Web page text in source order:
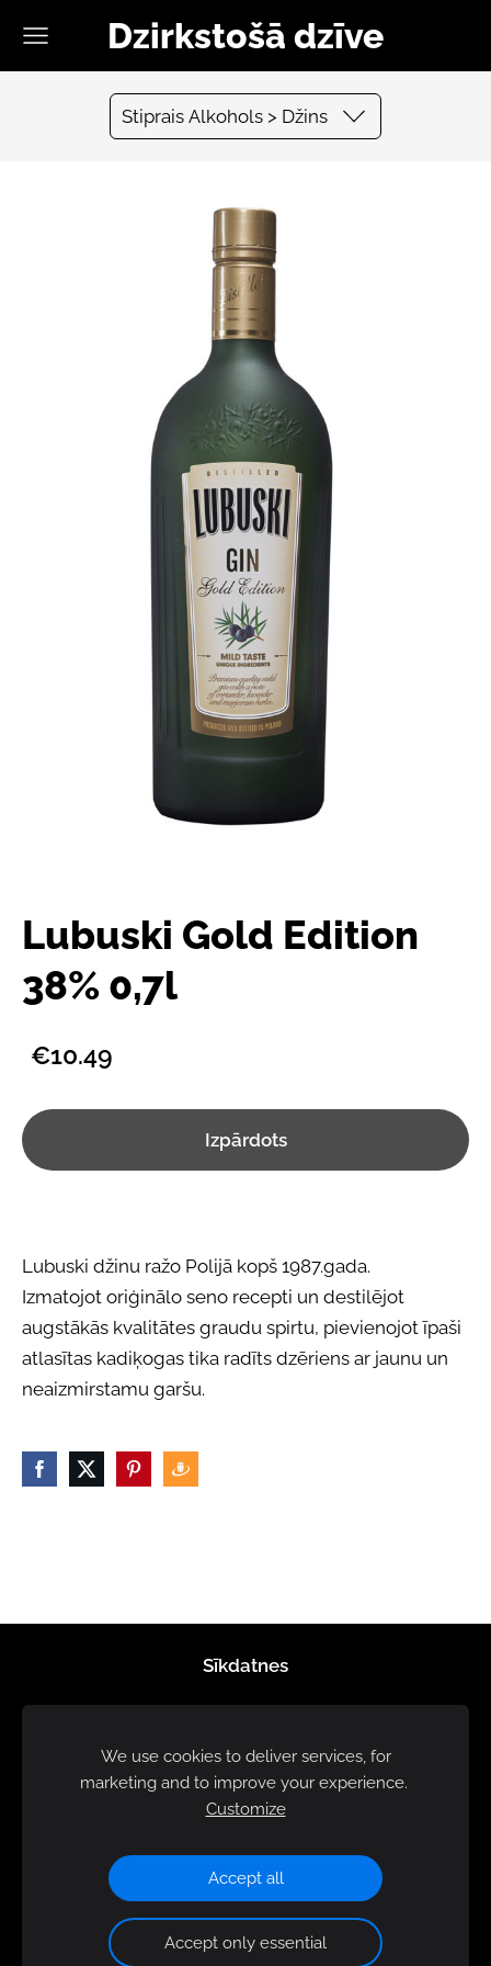
Dzirkstošā dzīve
Stiprais Alkohols > Džins
Lubuski Gold Edition
38% 0,7l
€10.49
Izpārdots
Lubuski džinu ražo Polijā kopš 1987.gada.
Izmatojot oriģinālo seno recepti un destilējot
augstākās kvalitātes graudu spirtu, pievienojot īpaši
atlasītas kadiķogas tika radīts dzēriens ar jaunu un
neaizmirstamu garšu.
Sīkdatnes
We use cookies to deliver services, for
marketing and to improve your experience.
Customize
Accept all
Accept only essential